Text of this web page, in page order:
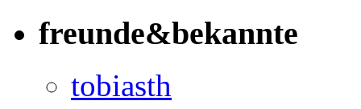
freunde&bekannte
tobiasth